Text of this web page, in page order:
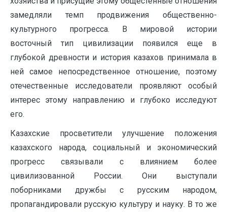
замедляли темп продвижения общественно-
культурного прогресса. В мировой истории
восточный тип цивилизации появился еще в
глубокой древности и история казахов принимала в
ней самое непосредственное отношение, поэтому
отечественные исследователи проявляют особый
интерес этому направлению и глубоко исследуют
его.
Казахские просветители улучшение положения
казахского народа, социальный и экономический
прогресс связывали с влиянием более
цивилизованной России. Они выступали
поборниками дружбы с русским народом,
пропагандировали русскую культуру и науку. В то же